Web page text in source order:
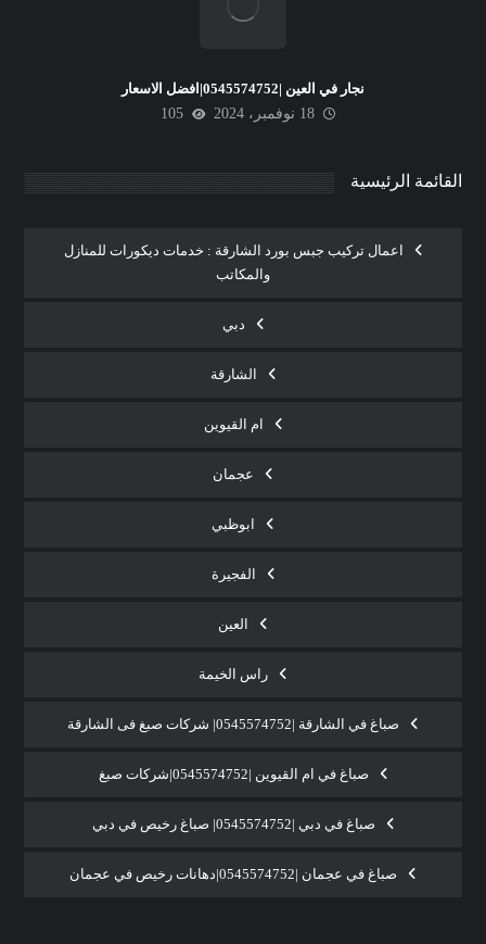
نجار في العين |0545574752|افضل الاسعار
18 نوفمبر، 2024
105
القائمة الرئيسية
اعمال تركيب جبس بورد الشارقة : خدمات ديكورات للمنازل
والمكاتب
دبي
الشارقة
ام القيوين
عجمان
ابوظبي
الفجيرة
العين
راس الخيمة
صباغ في الشارقة |0545574752| شركات صبغ فى الشارقة
صباغ في ام القيوين |0545574752|شركات صبغ
صباغ في دبي |0545574752| صباغ رخيص في دبي
صباغ في عجمان |0545574752|دهانات رخيص في عجمان